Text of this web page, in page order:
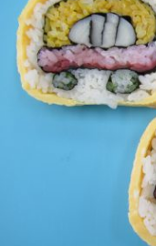
室」
で
は
「パ
ン
ダ」
「二